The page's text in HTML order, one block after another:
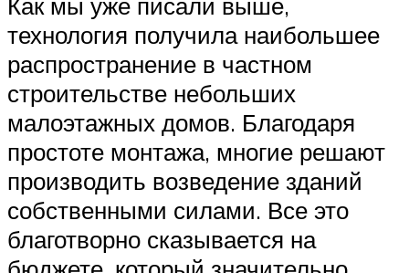
технология получила наибольшее
распространение в частном
строительстве небольших
малоэтажных домов. Благодаря
простоте монтажа, многие решают
производить возведение зданий
собственными силами. Все это
благотворно сказывается на